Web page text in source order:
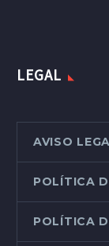
LEGAL
AVISO
POLÍTICA
POLÍTICA